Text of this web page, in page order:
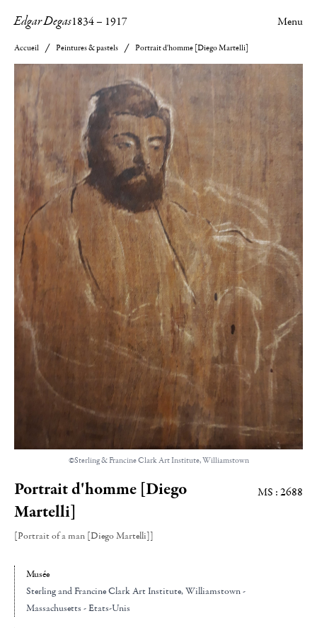
Edgar Degas1834– 1917 Menu
Accueil Peintures & pastels Portrait d'homme [Diego Martelli]
©Sterling & Francine Clark Art Institute, Williamstown
Portrait d'homme [Diego
Martelli]
[Portrait of a man [Diego Martelli]]
MS : 2688
Musée
Sterling and Francine Clark Art Institute, Williamstown -
Massachusetts - Etats-Unis